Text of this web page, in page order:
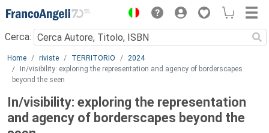
Menu
Cerca:
Main content
Home riviste TERRITORIO
2024
In/visibility: exploring the representation and agency of borderscapes
beyond the seen
In/visibility: exploring the representation
and agency of borderscapes beyond the